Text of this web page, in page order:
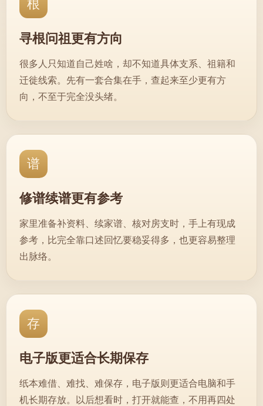
根
寻根问祖更有方向
很多人只知道自己姓啥，却不知道具体支系、祖籍和
迁徙线索。先有一套合集在手，查起来至少更有方
向，不至于完全没头绪。
谱
修谱续谱更有参考
家里准备补资料、续家谱、核对房支时，手上有现成
参考，比完全靠口述回忆要稳妥得多，也更容易整理
出脉络。
存
电子版更适合长期保存
纸本难借、难找、难保存，电子版则更适合电脑和手
机长期存放。以后想看时，打开就能查，不用再四处